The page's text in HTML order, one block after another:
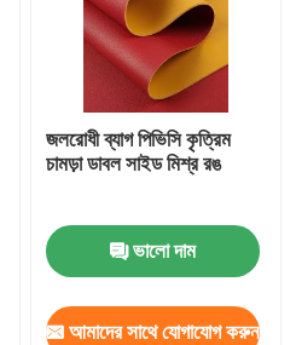
জলরোধী ব্যাগ পিভিসি কৃত্রিম
চামড়া ডাবল সাইড মিশ্র রঙ
ভালো দাম
আমাদের সাথে যোগাযোগ করুন